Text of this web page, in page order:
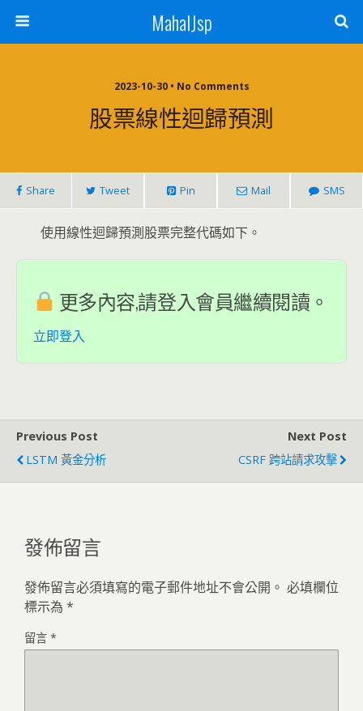
MahalJsp
2023-10-30 • No Comments
股票線性迴歸預測
Share Tweet Pin Mail SMS
使用線性迴歸預測股票完整代碼如下。
更多內容,請登入會員繼續閱讀。
立即登入
Previous Post
LSTM 黃金分析
Next Post
CSRF 跨站請求攻擊
發佈留言
發佈留言必須填寫的電子郵件地址不會公開。 必填欄位
標示為 *
留言 *